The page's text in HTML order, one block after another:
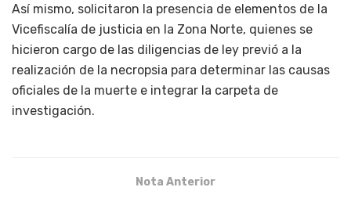
Así mismo, solicitaron la presencia de elementos de la
Vicefiscalía de justicia en la Zona Norte, quienes se
hicieron cargo de las diligencias de ley previó a la
realización de la necropsia para determinar las causas
oficiales de la muerte e integrar la carpeta de
investigación.
Nota Anterior